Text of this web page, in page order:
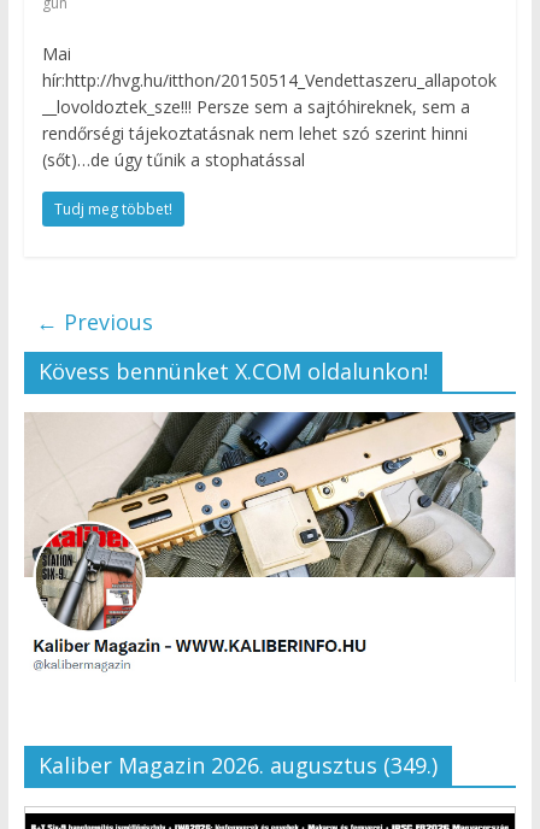
Mai
hír:http://hvg.hu/itthon/20150514_Vendettaszeru_allapotok
__lovoldoztek_sze!!! Persze sem a sajtóhireknek, sem a
rendőrségi tájekoztatásnak nem lehet szó szerint hinni
(sőt)…de úgy tűnik a stophatással
Tudj meg többet!
← Previous
Kövess bennünket X.COM oldalunkon!
Kaliber Magazin 2026. augusztus (349.)